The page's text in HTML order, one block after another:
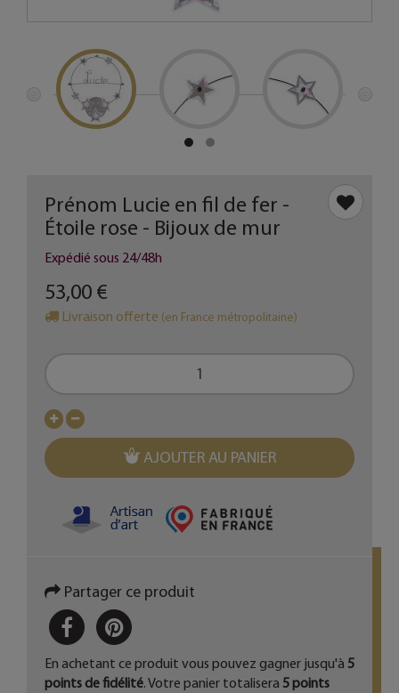
Prénom Lucie en fil de fer -
Étoile rose - Bijoux de mur
Expédié sous 24/48h
53,00 €
Livraison offerte (en France métropolitaine)
AJOUTER AU PANIER
Partager ce produit
PARTAGERPINTEREST
En achetant ce produit vous pouvez gagner jusqu'à 5
points de fidélité. Votre panier totalisera 5points